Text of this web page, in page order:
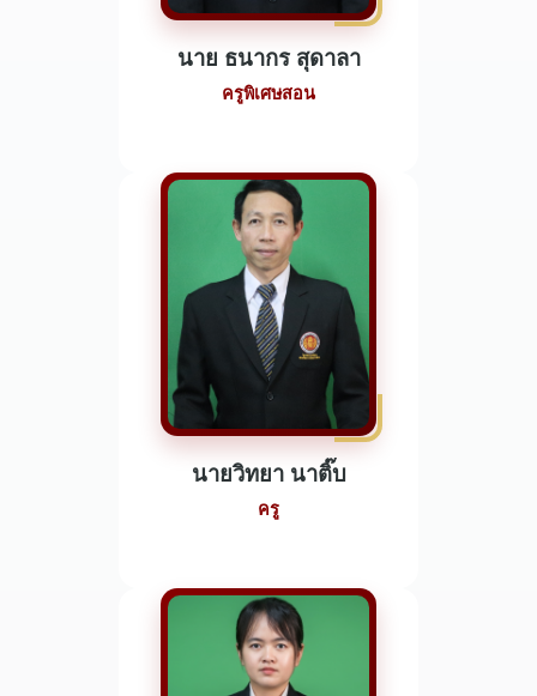
นาย ธนากร สุดาลา
ครูพิเศษสอน
นายวิทยา นาติ๊บ
ครู